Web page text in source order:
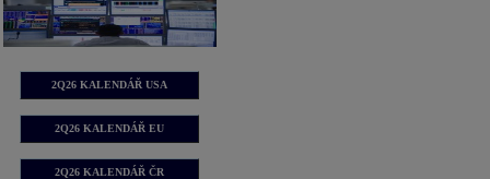
2Q26 KALENDÁŘ USA
2Q26 KALENDÁŘ EU
2Q26 KALENDÁŘ ČR